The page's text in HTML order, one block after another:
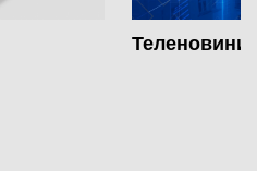
Теленовини